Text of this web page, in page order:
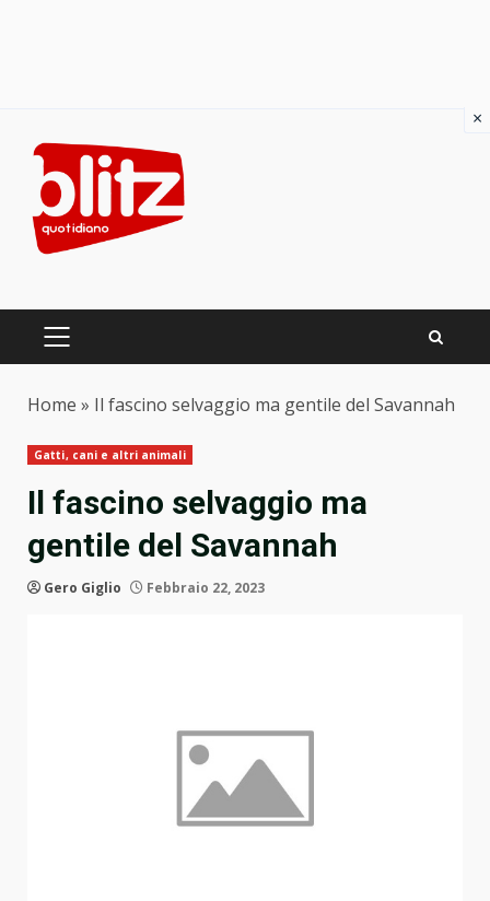
content
PRIMARY
Home » Il fascino selvaggio ma gentile del Savannah
Gatti, cani e altri animali
Il fascino selvaggio ma
gentile del Savannah
Gero Giglio Febbraio 22, 2023
×